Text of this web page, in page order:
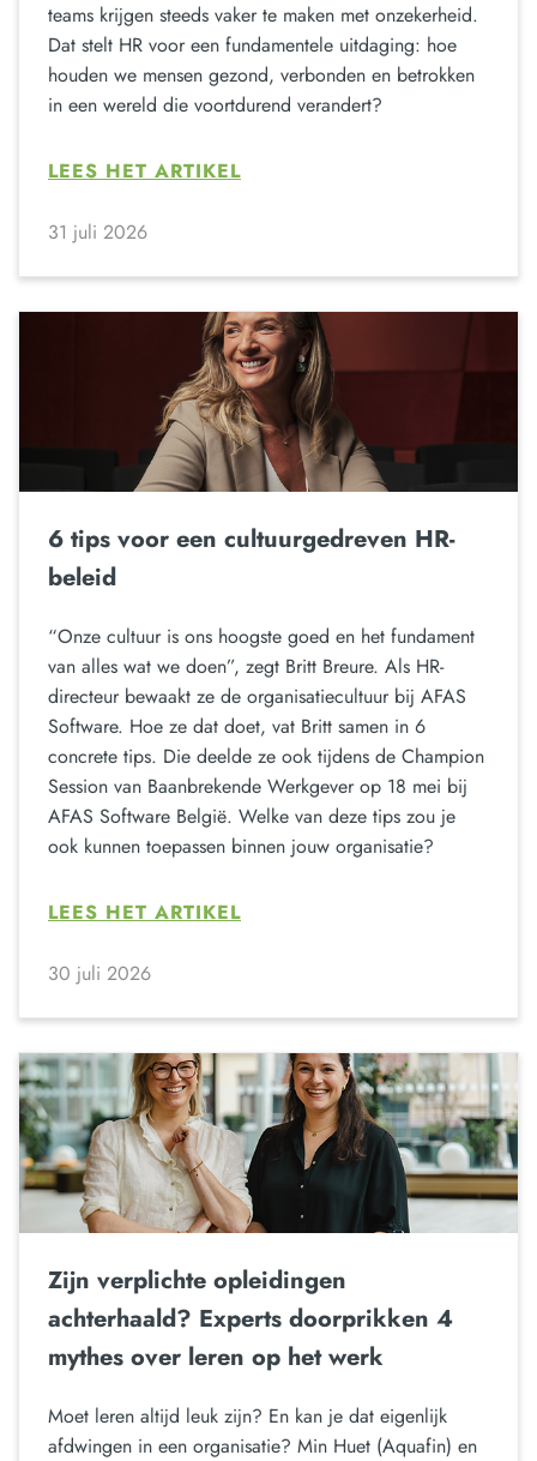
teams krijgen steeds vaker te maken met onzekerheid.
Dat stelt HR voor een fundamentele uitdaging: hoe
houden we mensen gezond, verbonden en betrokken
in een wereld die voortdurend verandert?
LEES HET ARTIKEL
31 juli 2026
6 tips voor een cultuurgedreven HR-
beleid
“Onze cultuur is ons hoogste goed en het fundament
van alles wat we doen”, zegt Britt Breure. Als HR-
directeur bewaakt ze de organisatiecultuur bij AFAS
Software. Hoe ze dat doet, vat Britt samen in 6
concrete tips. Die deelde ze ook tijdens de Champion
Session van Baanbrekende Werkgever op 18 mei bij
AFAS Software België. Welke van deze tips zou je
ook kunnen toepassen binnen jouw organisatie?
LEES HET ARTIKEL
30 juli 2026
Zijn verplichte opleidingen
achterhaald? Experts doorprikken 4
mythes over leren op het werk
Moet leren altijd leuk zijn? En kan je dat eigenlijk
afdwingen in een organisatie? Min Huet (Aquafin) en